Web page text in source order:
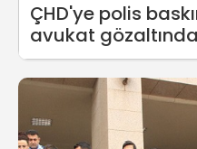
ÇHD'ye polis
avukat gözaltında